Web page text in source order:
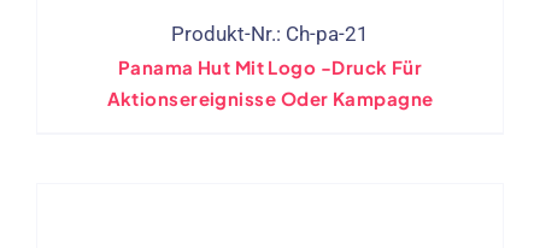
Produkt-Nr.: Ch-pa-21
Panama Hut Mit Logo -Druck Für
Aktionsereignisse Oder Kampagne